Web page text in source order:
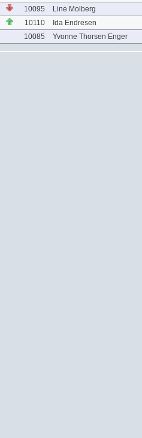
10095
Line Molberg
10110
Ida Endresen
10085 Yvonne Thorsen Enger